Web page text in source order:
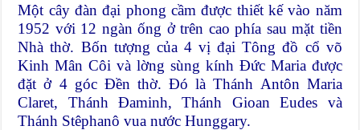
Một cây đàn đại phong cầm được thiết kế vào năm
1952 với 12 ngàn ống ở trên cao phía sau mặt tiền
Nhà thờ. Bốn tượng của 4 vị đại Tông đồ cổ võ
Kinh Mân Côi và lờng sùng kính Đức Maria được
đặt ở 4 góc Đền thờ. Đó là Thánh Antôn Maria
Claret, Thánh Đaminh, Thánh Gioan Eudes và
Thánh Stêphanô vua nước Hunggary.